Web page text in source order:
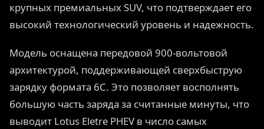
крупных премиальных SUV, что подтверждает его
высокий технологический уровень и надежность.
Модель оснащена передовой 900-вольтовой
архитектурой, поддерживающей сверхбыструю
зарядку формата 6C. Это позволяет восполнять
большую часть заряда за считанные минуты, что
выводит Lotus Eletre PHEV в число самых